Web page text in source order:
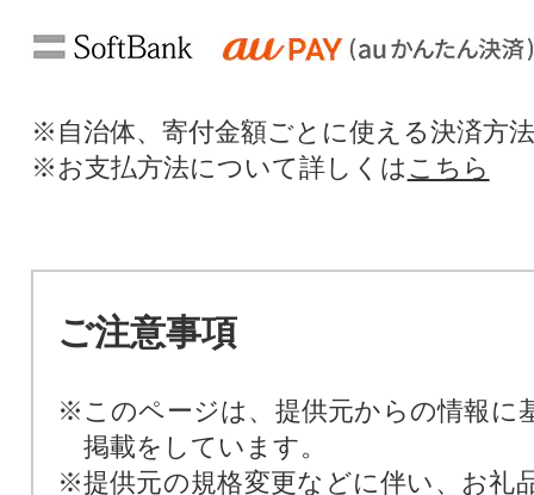
※自治体、寄付金額ごとに使える決済方
※お支払方法について詳しくは こちら
ご注意事項
※このページは、提供元からの情報に
掲載をしています。
※提供元の規格変更などに伴い、お礼